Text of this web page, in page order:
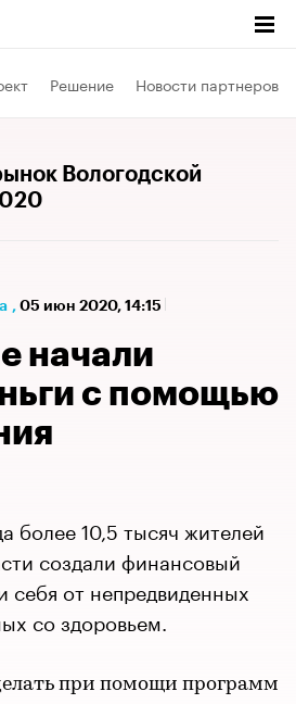
Решение Новости партнеров
Вологодской
, 05 июн 2020, 14:15
начали
с помощью
более 10,5 тысяч жителей
создали финансовый
себя от непредвиденных
со здоровьем.
при помощи программ